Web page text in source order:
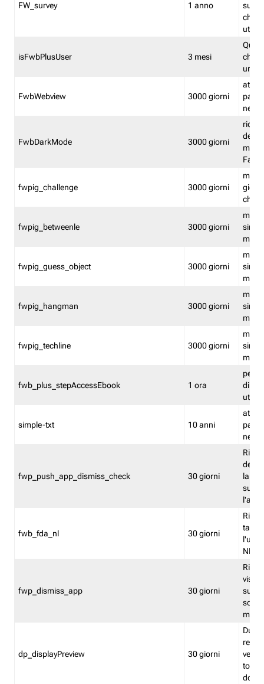
FW_survey 1 anno
utenti
isFwbPlusUser 3 mesi
che
una
FwbWebview 3000 giorni
attiva
FwbDarkMode 3000 giorni
fwpig_challenge 3000 giorni
fwpig_betweenle 3000 giorni
fwpig_guess_object 3000 giorni
fwpig_hangman 3000 giorni
fwpig_techline 3000 giorni
fwb_plus_stepAccessEbook 1 ora
di un
simple-txt 10 anni
attiva
fwp_push_app_dismiss_check 30 giorni
la
fwb_fda_nl 30 giorni
NL
fwp_dismiss_app 30 giorni
visto
dp_displayPreview 30 giorni
torna
dopo